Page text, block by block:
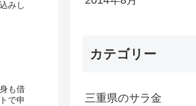
みし
も借
で申
カテゴリー
三重県のサラ金